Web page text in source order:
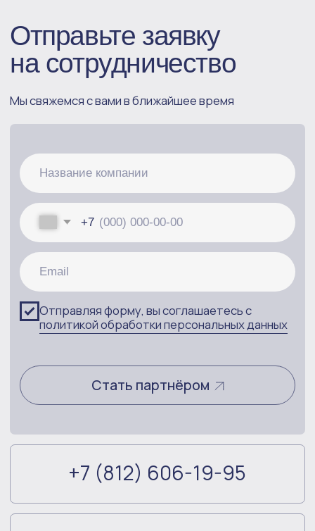
Политика конфиденциальности Разработка сайта
+7 (812) 606-19-95